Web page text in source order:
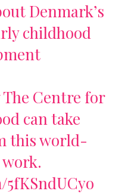
Denmark’s
childhood
Centre for
can take
this world-